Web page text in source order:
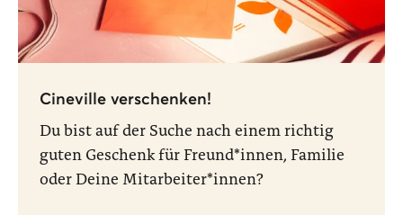
Cineville verschenken!
Du bist auf der Suche nach einem richtig
guten Geschenk für Freund*innen, Familie
oder Deine Mitarbeiter*innen?